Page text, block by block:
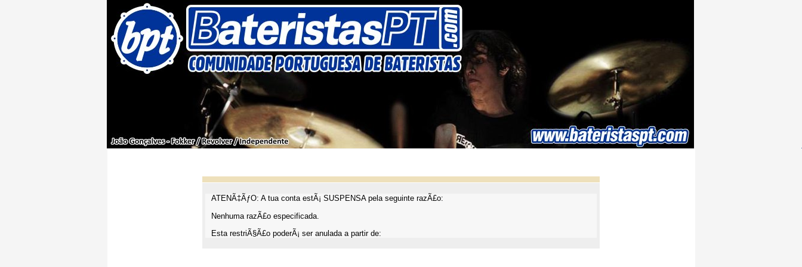
ATENÃ‡ÃƒO: A tua conta estÃ¡ SUSPENSA pela seguinte razÃ£o:
Nenhuma razÃ£o especificada.
Esta restriÃ§Ã£o poderÃ¡ ser anulada a partir de: